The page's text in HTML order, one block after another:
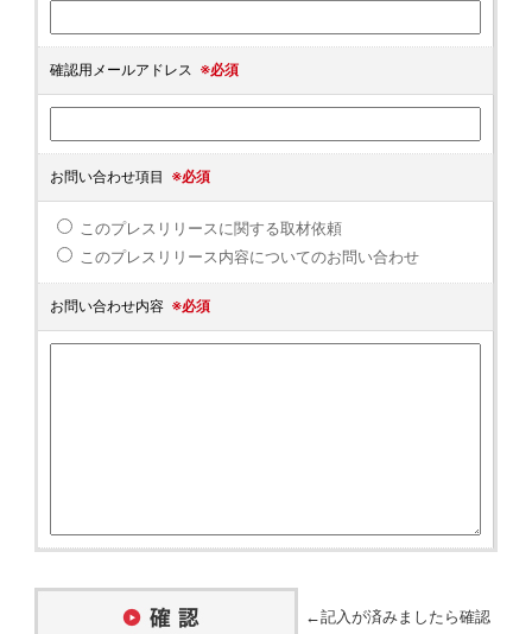
確認用メールアドレス ※必須
お問い合わせ項目 ※必須
このプレスリリースに関する取材依頼
このプレスリリース内容についてのお問い合わせ
お問い合わせ内容 ※必須
←記入が済みましたら確認